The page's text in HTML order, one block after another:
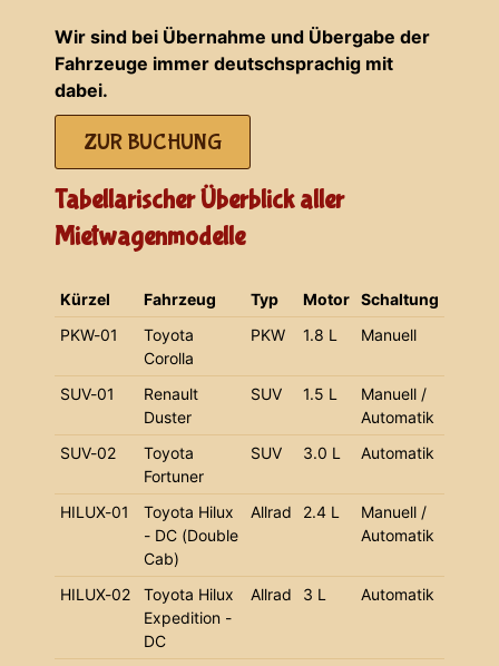
Wir sind bei Übernahme und Übergabe der
Fahrzeuge immer deutschsprachig mit
dabei.
ZUR BUCHUNG
Tabellarischer Überblick aller
Mietwagenmodelle
Kürzel Fahrzeug Typ Motor Schaltung
PKW-01
Toyota
Corolla
PKW 1.8 L Manuell
SUV-01
Renault
Duster
SUV 1.5 L
Manuell /
Automatik
SUV-02
Toyota
Fortuner
SUV 3.0 L Automatik
HILUX-01
Toyota Hilux
- DC (Double
Cab)
Allrad 2.4 L
Manuell /
Automatik
HILUX-02
Toyota Hilux
Expedition -
DC
Allrad 3 L Automatik